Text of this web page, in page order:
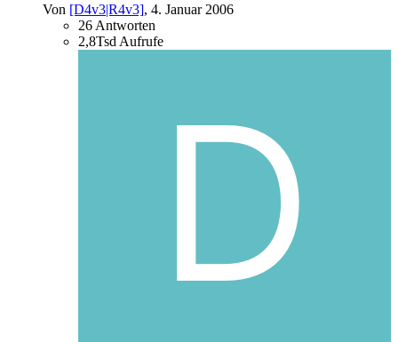
Von [D4v3|R4v3], 4. Januar 2006
26 Antworten
2,8Tsd Aufrufe